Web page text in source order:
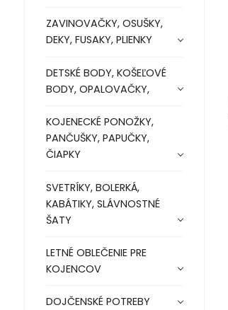
ZAVINOVAČKY, OSUŠKY,
DEKY, FUSAKY, PLIENKY
DETSKÉ BODY, KOŠEĽOVÉ
BODY, OPALOVAČKY,
KOJENECKÉ PONOŽKY,
PANČUŠKY, PAPUČKY,
ČIAPKY
SVETRÍKY, BOLERKÁ,
KABÁTIKY, SLÁVNOSTNÉ
ŠATY
LETNÉ OBLEČENIE PRE
KOJENCOV
DOJČENSKÉ POTREBY